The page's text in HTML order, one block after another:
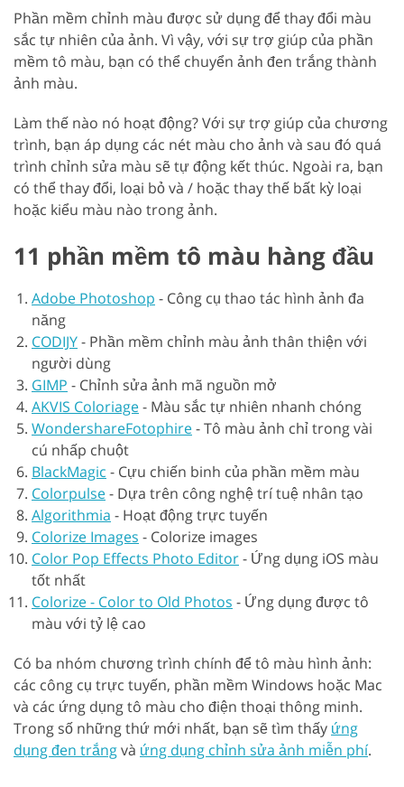
Phần mềm chỉnh màu được sử dụng để thay đổi màu
sắc tự nhiên của ảnh. Vì vậy, với sự trợ giúp của phần
mềm tô màu, bạn có thể chuyển ảnh đen trắng thành
ảnh màu.
Làm thế nào nó hoạt động? Với sự trợ giúp của chương
trình, bạn áp dụng các nét màu cho ảnh và sau đó quá
trình chỉnh sửa màu sẽ tự động kết thúc. Ngoài ra, bạn
có thể thay đổi, loại bỏ và / hoặc thay thế bất kỳ loại
hoặc kiểu màu nào trong ảnh.
11 phần mềm tô màu hàng đầu
Adobe Photoshop - Công cụ thao tác hình ảnh đa
năng
CODIJY- Phần mềm chỉnh màu ảnh thân thiện với
người dùng
GIMP - Chỉnh sửa ảnh mã nguồn mở
AKVIS Coloriage- Màu sắc tự nhiên nhanh chóng
WondershareFotophire-Tô màu ảnh chỉ trong vài
cú nhấp chuột
BlackMagic - Cựu chiến binh của phần mềm màu
Colorpulse- Dựa trên công nghệ trí tuệ nhân tạo
Algorithmia - Hoạt động trực tuyến
Colorize Images - Colorize images
Color Pop Effects Photo Editor- Ứng dụng iOS màu
tốt nhất
Colorize - Color to Old Photos - Ứng dụng được tô
màu với tỷ lệ cao
Có ba nhóm chương trình chính để tô màu hình ảnh:
các công cụ trực tuyến, phần mềm Windows hoặc Mac
và các ứng dụng tô màu cho điện thoại thông minh.
Trong số những thứ mới nhất, bạn sẽ tìm thấy ứng
dụng đen trắngvà ứng dụng chỉnh sửa ảnh miễn phí.